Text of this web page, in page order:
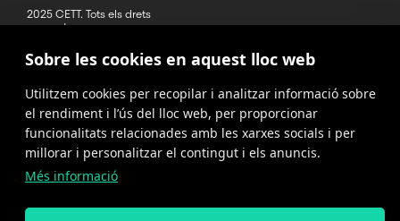
2025 CETT. Tots els drets
reservats
Avís legal
Política de
privacitat
Cookies
Política del
Sobre les cookies en aquest lloc web
Utilitzem cookies per recopilar i analitzar informació sobre
el rendiment i l’ús del lloc web, per proporcionar
funcionalitats relacionades amb les xarxes socials i per
millorar i personalitzar el contingut i els anuncis.
Més informació